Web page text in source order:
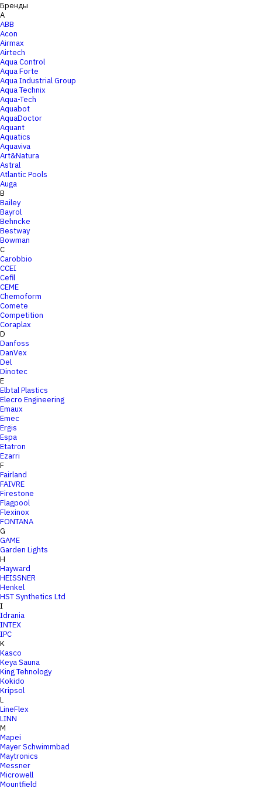
Бренды
A
ABB
Acon
Airmax
Airtech
Aqua Control
Aqua Forte
Aqua Industrial Group
Aqua Technix
Aqua-Tech
Aquabot
AquaDoctor
Aquant
Aquatics
Aquaviva
Art&Natura
Astral
Atlantic Pools
Auga
B
Bailey
Bayrol
Behncke
Bestway
Bowman
C
Carobbio
CCEI
Cefil
CEME
Chemoform
Comete
Competition
Coraplax
D
Danfoss
DanVex
Del
Dinotec
E
Elbtal Plastics
Elecro Engineering
Emaux
Emec
Ergis
Espa
Etatron
Ezarri
F
Fairland
FAIVRE
Firestone
Flagpool
Flexinox
FONTANA
G
GAME
Garden Lights
H
Hayward
HEISSNER
Henkel
HST Synthetics Ltd
I
Idrania
INTEX
IPC
K
Kasco
Keya Sauna
King Tehnology
Kokido
Kripsol
L
LineFlex
LINN
M
Mapei
Mayer Schwimmbad
Maytronics
Messner
Microwell
Mountfield